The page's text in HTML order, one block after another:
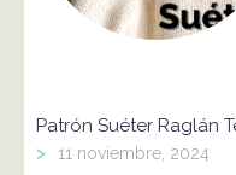
Patrón Suéter Raglán
> 11 noviembre, 2024